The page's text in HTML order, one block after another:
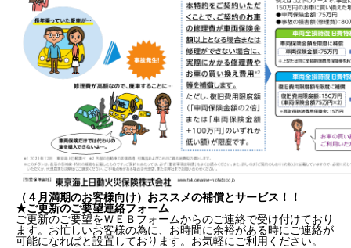
（４月満期のお客様向け） おススメの補償とサービス！！
★ご更新のご要望連絡フォーム
ご更新のご要望をＷＥＢフォームからのご連絡で受け付けており
ます。お忙しいお客様の為に、お時間に余裕がある時にご連絡が
可能になればと設置しております。お気軽にご利用ください。